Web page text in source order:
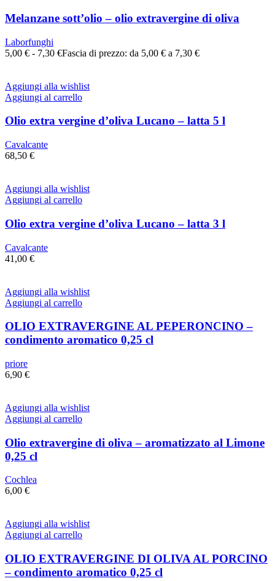
Melanzane sott’olio – olio extravergine di oliva
Laborfunghi
5,00 € - 7,30 €Fascia di prezzo: da 5,00 € a 7,30 €
Aggiungi alla wishlist
Aggiungi al carrello
Olio extra vergine d’oliva Lucano – latta 5 l
Cavalcante
68,50 €
Aggiungi alla wishlist
Aggiungi al carrello
Olio extra vergine d’oliva Lucano – latta 3 l
Cavalcante
41,00 €
Aggiungi alla wishlist
Aggiungi al carrello
OLIO EXTRAVERGINE AL PEPERONCINO –
condimento aromatico 0,25 cl
priore
6,90 €
Aggiungi alla wishlist
Aggiungi al carrello
Olio extravergine di oliva – aromatizzato al Limone
0,25 cl
Cochlea
6,00 €
Aggiungi alla wishlist
Aggiungi al carrello
OLIO EXTRAVERGINE DI OLIVA AL PORCINO
– condimento aromatico 0,25 cl